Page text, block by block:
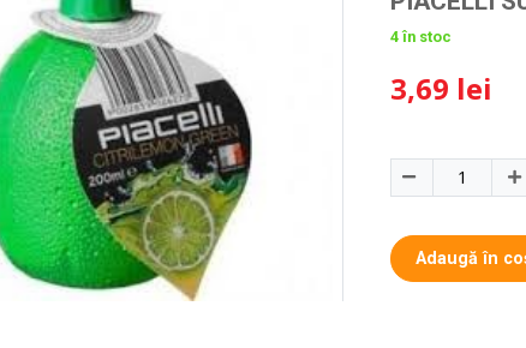
4 în stoc
3,69 lei
Adaugă în